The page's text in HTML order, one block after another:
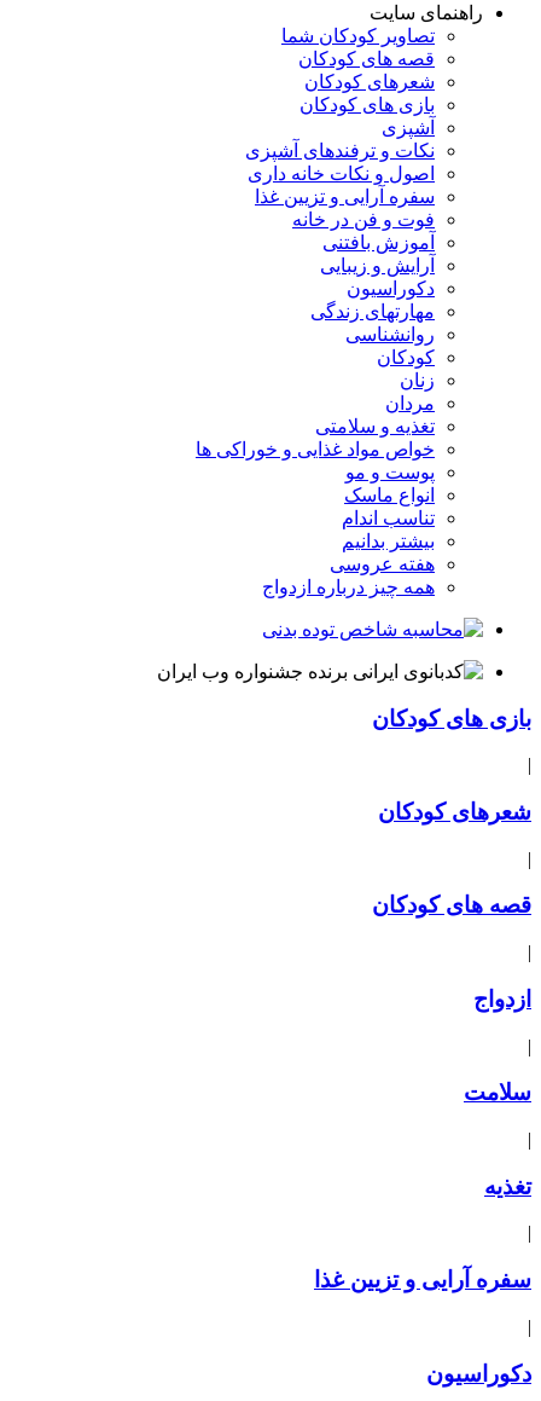
راهنمای سایت
تصاویر کودکان شما
قصه های کودکان
شعرهای کودکان
بازی های کودکان
آشپزی
نکات و ترفندهای آشپزی
اصول و نکات خانه داری
سفره آرایی و تزیین غذا
فوت و فن در خانه
آموزش بافتنی
آرایش و زیبایی
دکوراسیون
مهارتهای زندگی
روانشناسی
کودکان
زنان
مردان
تغذیه و سلامتی
خواص مواد غذایی و خوراکی ها
پوست و مو
انواع ماسک
تناسب اندام
بیشتر بدانیم
هفته عروسی
همه چیز درباره ازدواج
بازی های کودکان
|
شعرهای کودکان
|
قصه های کودکان
|
ازدواج
|
سلامت
|
تغذیه
|
سفره آرایی و تزیین غذا
|
دکوراسیون